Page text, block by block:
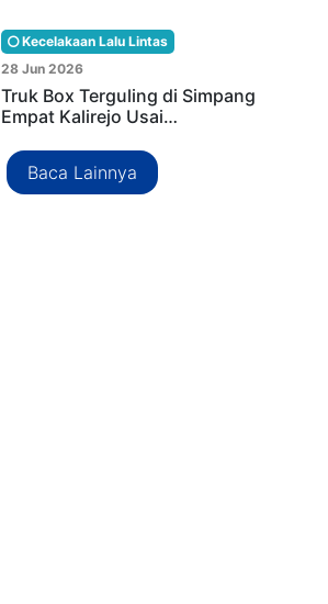
Kecelakaan Lalu Lintas
28 Jun 2026
Truk Box Terguling di Simpang
Empat Kalirejo Usai…
Baca Lainnya